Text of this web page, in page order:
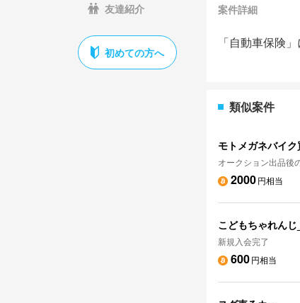
友達紹介
初めての方へ
案件詳細
「自動車保険
類似案件
モトメガネバイク
オークション出品後
2000円相当
こどもちゃれん
新規入会完了
600円相当